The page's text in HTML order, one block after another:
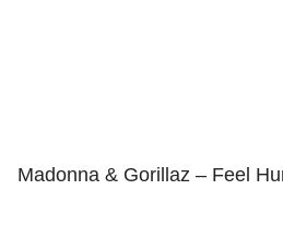
Madonna & Gorillaz – Feel